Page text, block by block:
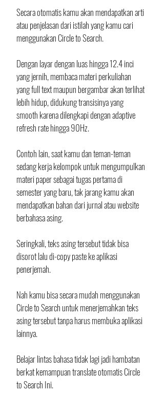
Secara otomatis kamu akan mendapatkan arti
atau penjelasan dari istilah yang kamu cari
menggunakan Circle to Search.
Dengan layar dengan luas hingga 12.4 inci
yang jernih, membaca materi perkuliahan
yang full text maupun bergambar akan terlihat
lebih hidup, didukung transisinya yang
smooth karena dilengkapi dengan adaptive
refresh rate hingga 90Hz.
Contoh lain, saat kamu dan teman-teman
sedang kerja kelompok untuk mengumpulkan
materi paper sebagai tugas pertama di
semester yang baru, tak jarang kamu akan
mendapatkan bahan dari jurnal atau website
berbahasa asing.
Seringkali, teks asing tersebut tidak bisa
disorot lalu di-copy paste ke aplikasi
penerjemah.
Nah kamu bisa secara mudah menggunakan
Circle to Search untuk menerjemahkan teks
asing tersebut tanpa harus membuka aplikasi
lainnya.
Belajar lintas bahasa tidak lagi jadi hambatan
berkat kemampuan translate otomatis Circle
to Search Ini.